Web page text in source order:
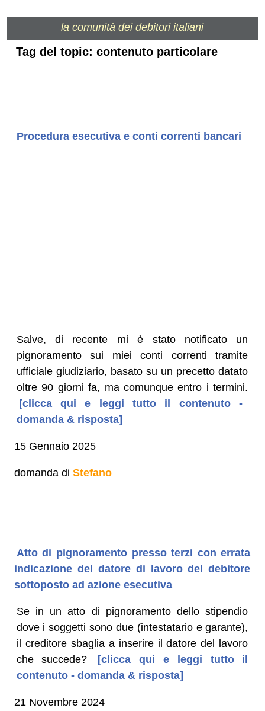
la comunità dei debitori italiani
Tag del topic: contenuto particolare
Procedura esecutiva e conti correnti bancari
Salve, di recente mi è stato notificato un
pignoramento sui miei conti correnti tramite
ufficiale giudiziario, basato su un precetto datato
oltre 90 giorni fa, ma comunque entro i termini.
[clicca qui e leggi tutto il contenuto -
domanda & risposta]
15 Gennaio 2025
domanda di Stefano
Atto di pignoramento presso terzi con errata
indicazione del datore di lavoro del debitore
sottoposto ad azione esecutiva
Se in un atto di pignoramento dello stipendio
dove i soggetti sono due (intestatario e garante),
il creditore sbaglia a inserire il datore del lavoro
che succede?
[clicca qui e leggi tutto il
contenuto - domanda & risposta]
21 Novembre 2024